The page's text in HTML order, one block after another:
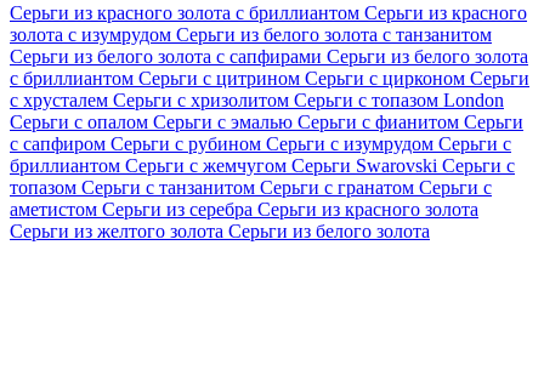
Серьги из красного золота с бриллиантом Серьги из красного
золота с изумрудом Серьги из белого золота с танзанитом
Серьги из белого золота с сапфирами Серьги из белого золота
с бриллиантом Серьги с цитрином Серьги с цирконом Серьги
с хрусталем Серьги с хризолитом Серьги с топазом London
Серьги с опалом Серьги с эмалью Серьги с фианитом Серьги
с сапфиром Серьги с рубином Серьги с изумрудом Серьги с
бриллиантом Серьги с жемчугом Серьги Swarovski Серьги с
топазом Серьги с танзанитом Серьги с гранатом Серьги с
аметистом Серьги из серебра Серьги из красного золота
Серьги из желтого золота Серьги из белого золота